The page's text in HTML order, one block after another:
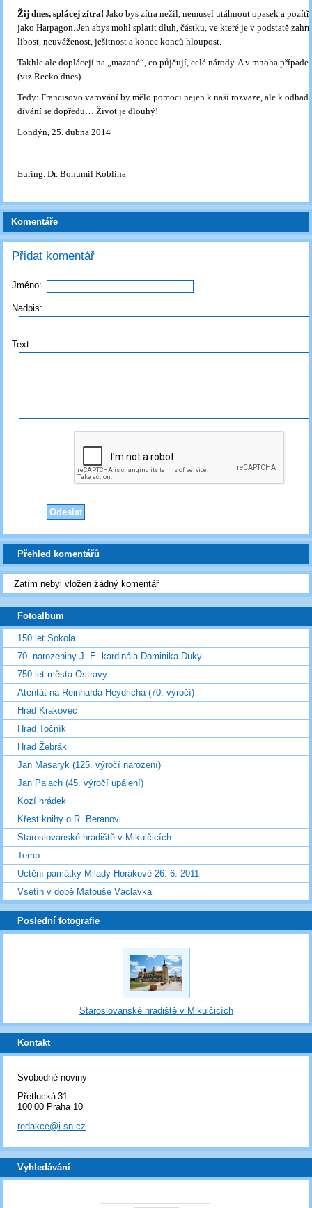
Žij dnes, splácej zítra! Jako bys zítra nežil, nemusel utáhnout opasek a
jako Harpagon. Jen abys mohl splatit dluh, částku, ve které je v podstatě
libost, neuváženost, ješitnost a konec konců hloupost.
Takhle ale doplácejí na „mazané“, co půjčují, celé národy. A v mnoha
(viz Řecko dnes).
Tedy: Francisovo varování by mělo pomoci nejen k naší rozvaze, ale k
dívání se dopředu… Život je dlouhý!
Londýn, 25. dubna 2014
Euring. Dr. Bohumil Kobliha
Komentáře
Přidat komentář
Jméno:
Nadpis:
Text:
Přehled komentářů
Zatím nebyl vložen žádný komentář
Fotoalbum
150 let Sokola
70. narozeniny J. E. kardinála Dominika Duky
750 let města Ostravy
Atentát na Reinharda Heydricha (70. výročí)
Hrad Krakovec
Hrad Točník
Hrad Žebrák
Jan Masaryk (125. výročí narození)
Jan Palach (45. výročí upálení)
Kozí hrádek
Křest knihy o R. Beranovi
Staroslovanské hradiště v Mikulčicích
Temp
Uctění památky Milady Horákové 26. 6. 2011
Vsetín v době Matouše Václavka
Poslední fotografie
Staroslovanské hradiště v Mikulčicích
Kontakt
Svobodné noviny
Přetlucká 31
100 00 Praha 10
redakce@i-sn.cz
Vyhledávání